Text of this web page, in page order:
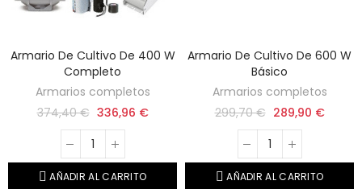
Armario De Cultivo De 400 W
Completo
Armarios completos
374,40 € 336,96 €
AÑADIR AL CARRITO
Armario De Cultivo De 600 W
Básico
Armarios completos
299,70 € 289,90 €
AÑADIR AL CARRITO